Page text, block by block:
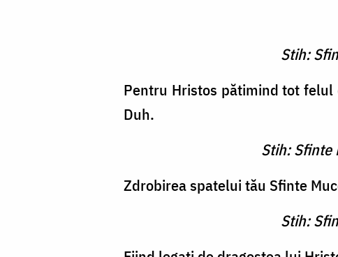
Stih:
Pentru Hristos pătimind tot
Duh.
Stih: Sfinte
Zdrobirea spatelui tău Sfinte
Stih: